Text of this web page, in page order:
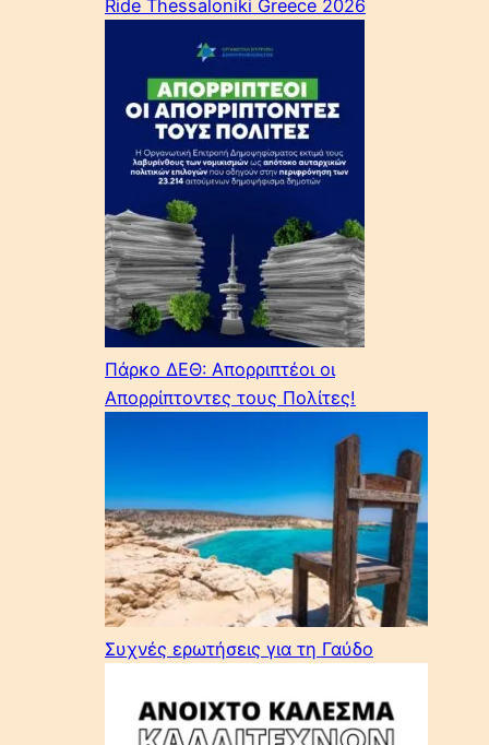
Ride Thessaloniki Greece 2026
Πάρκο ΔΕΘ: Απορριπτέοι οι
Απορρίπτοντες τους Πολίτες!
Συχνές ερωτήσεις για τη Γαύδο